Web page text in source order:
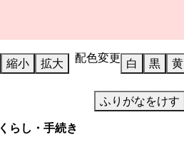
縮小 拡大 配色変更 白 黒 黄
ふりがなをけす
くらし・手続き